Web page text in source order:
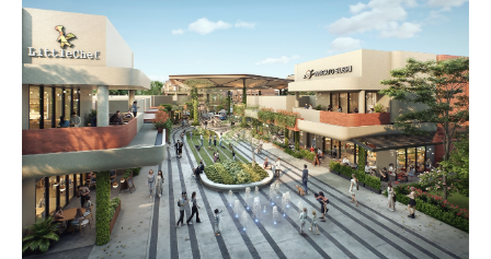
kawasan township terpadu, BSD City terus bertransformasi
menjadi area hunian modern yang sangat mendukung […]